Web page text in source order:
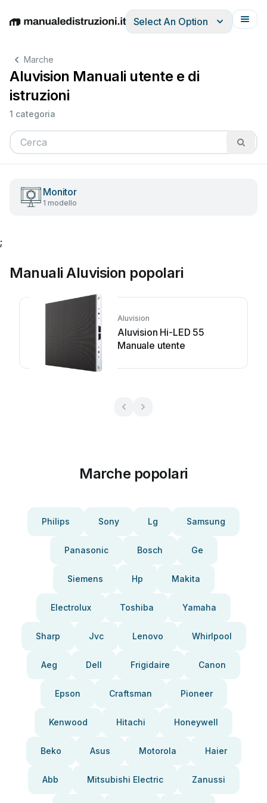
EnglishDeutschEspañolItalianoFrançais
Select An Option
Marche
Aluvision Manuali utente e di
istruzioni
1 categoria
Monitor
1 modello
;
Manuali Aluvision popolari
Aluvision
Aluvision Hi-LED 55
Manuale utente
Marche popolari
Philips Sony Lg Samsung
Panasonic Bosch Ge
Siemens Hp Makita
Electrolux Toshiba Yamaha
Sharp Jvc Lenovo Whirlpool
Aeg Dell Frigidaire Canon
Epson Craftsman Pioneer
Kenwood Hitachi Honeywell
Beko Asus Motorola Haier
Abb Mitsubishi Electric Zanussi